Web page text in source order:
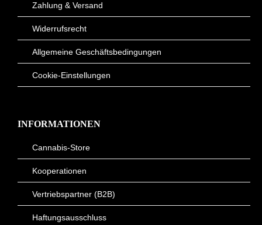
Zahlung & Versand
Widerrufsrecht
Allgemeine Geschäftsbedingungen
Cookie-Einstellungen
INFORMATIONEN
Cannabis-Store
Kooperationen
Vertriebspartner (B2B)
Haftungsausschluss